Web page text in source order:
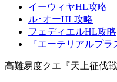
イーウィヤHL攻略
ル･オーHL攻略
フェディエルHL攻略
『エーテリアルプラ
高難易度クエ『天上征伐戦